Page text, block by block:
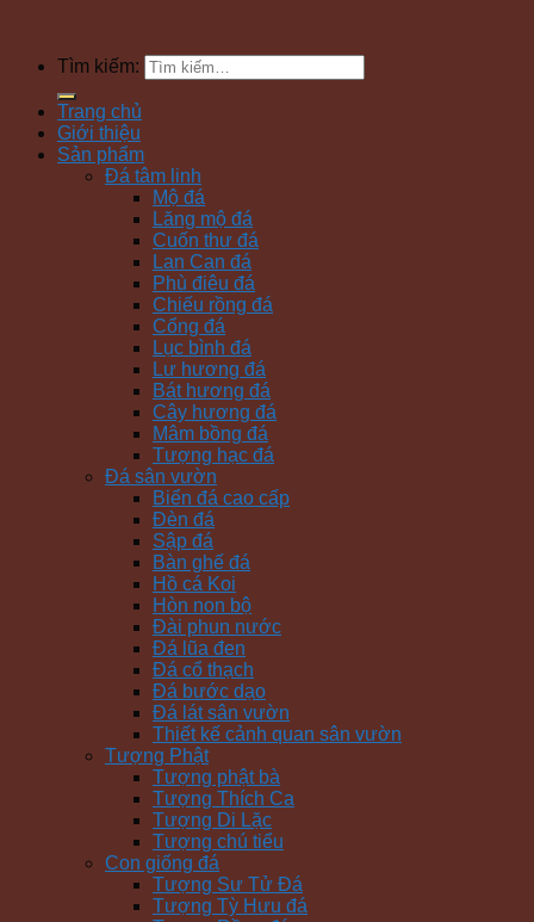
Tìm kiếm:
Trang chủ
Giới thiệu
Sản phẩm
Đá tâm linh
Mộ đá
Lăng mộ đá
Cuốn thư đá
Lan Can đá
Phù điêu đá
Chiếu rồng đá
Cổng đá
Lục bình đá
Lư hương đá
Bát hương đá
Cây hương đá
Mâm bồng đá
Tượng hạc đá
Đá sân vườn
Biển đá cao cấp
Đèn đá
Sập đá
Bàn ghế đá
Hồ cá Koi
Hòn non bộ
Đài phun nước
Đá lũa đen
Đá cổ thạch
Đá bước dạo
Đá lát sân vườn
Thiết kế cảnh quan sân vườn
Tượng Phật
Tượng phật bà
Tượng Thích Ca
Tượng Di Lặc
Tượng chú tiểu
Con giống đá
Tượng Sư Tử Đá
Tượng Tỳ Hưu đá